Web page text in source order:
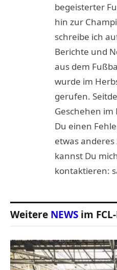
begeisterter
hin zur
schreibe ich
Berichte und
aus dem
wurde im
gerufen.
Geschehen
Du einen
etwas
kannst Du
kontaktieren:
Weitere NEWS im